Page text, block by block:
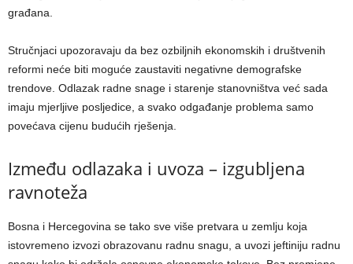
građana.
Stručnjaci upozoravaju da bez ozbiljnih ekonomskih i društvenih
reformi neće biti moguće zaustaviti negativne demografske
trendove. Odlazak radne snage i starenje stanovništva već sada
imaju mjerljive posljedice, a svako odgađanje problema samo
povećava cijenu budućih rješenja.
Između odlazaka i uvoza – izgubljena
ravnoteža
Bosna i Hercegovina se tako sve više pretvara u zemlju koja
istovremeno izvozi obrazovanu radnu snagu, a uvozi jeftiniju radnu